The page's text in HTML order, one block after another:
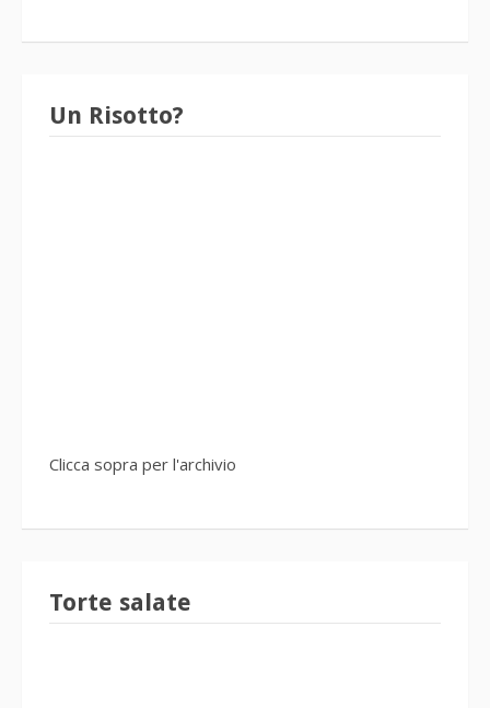
Un Risotto?
Clicca sopra per l'archivio
Torte salate